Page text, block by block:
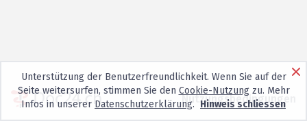
Nutzungsbedingungen
Unterstützung der Benutzerfreundlichkeit. Wenn Sie auf der
Seite weitersurfen, stimmen Sie den Cookie-Nutzungzu. Mehr
Infos in unserer Datenschutzerklärung. Hinweis schliessen